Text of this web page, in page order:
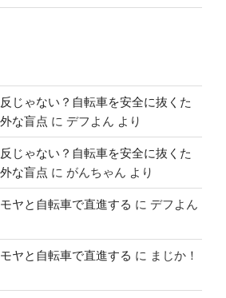
じゃない？自転車を安全に抜くた
な盲点 に デフよん より
じゃない？自転車を安全に抜くた
な盲点 に がんちゃん より
ヤと自転車で直進する に デフよん
ヤと自転車で直進する に まじか！